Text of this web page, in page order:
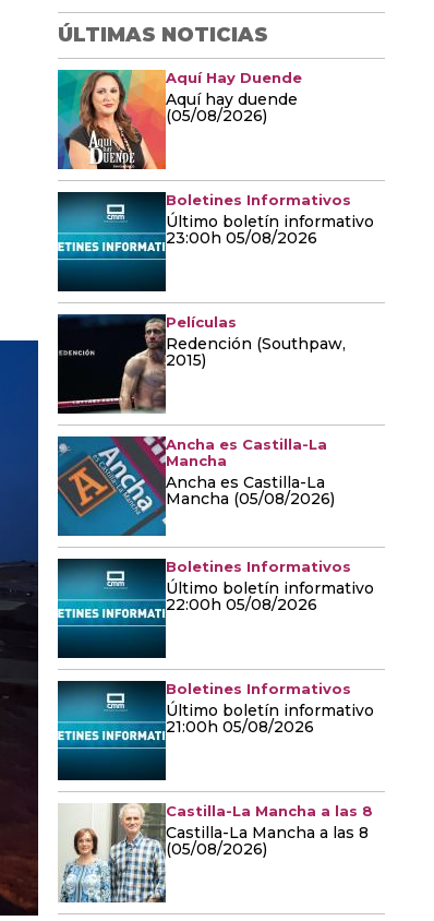
ÚLTIMAS NOTICIAS
Aquí Hay Duende
Aquí hay duende
(05/08/2026)
Boletines Informativos
Último boletín informativo
23:00h 05/08/2026
Películas
Redención (Southpaw,
2015)
Ancha es Castilla-La
Mancha
Ancha es Castilla-La
Mancha (05/08/2026)
Boletines Informativos
Último boletín informativo
22:00h 05/08/2026
Boletines Informativos
Último boletín informativo
21:00h 05/08/2026
Castilla-La Mancha a las 8
Castilla-La Mancha a las 8
(05/08/2026)